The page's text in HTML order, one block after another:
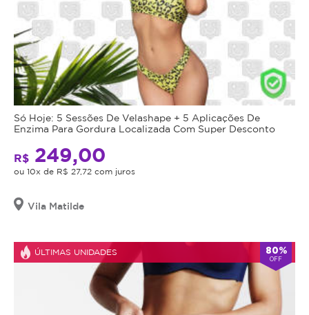
Só Hoje: 5 Sessões De Velashape + 5 Aplicações De
Enzima Para Gordura Localizada Com Super Desconto
R$ 249,00
ou 10x de R$ 27,72 com juros
Vila Matilde
ÚLTIMAS UNIDADES 80%
OFF